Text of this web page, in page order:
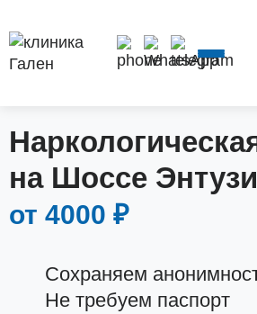
ВЫВОД ИЗ
ЗАПОЯ
НАРКОЛОГ
НА ДОМ
на Шоссе
от 4000 ₽
Сохраняем
Не требуем паспорт